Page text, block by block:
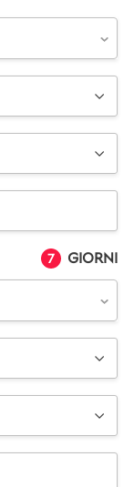
7 GIORNI